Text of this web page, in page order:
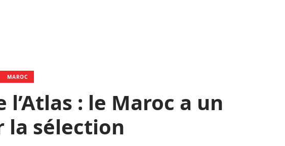
MAROC
: le Maroc a un
la sélection